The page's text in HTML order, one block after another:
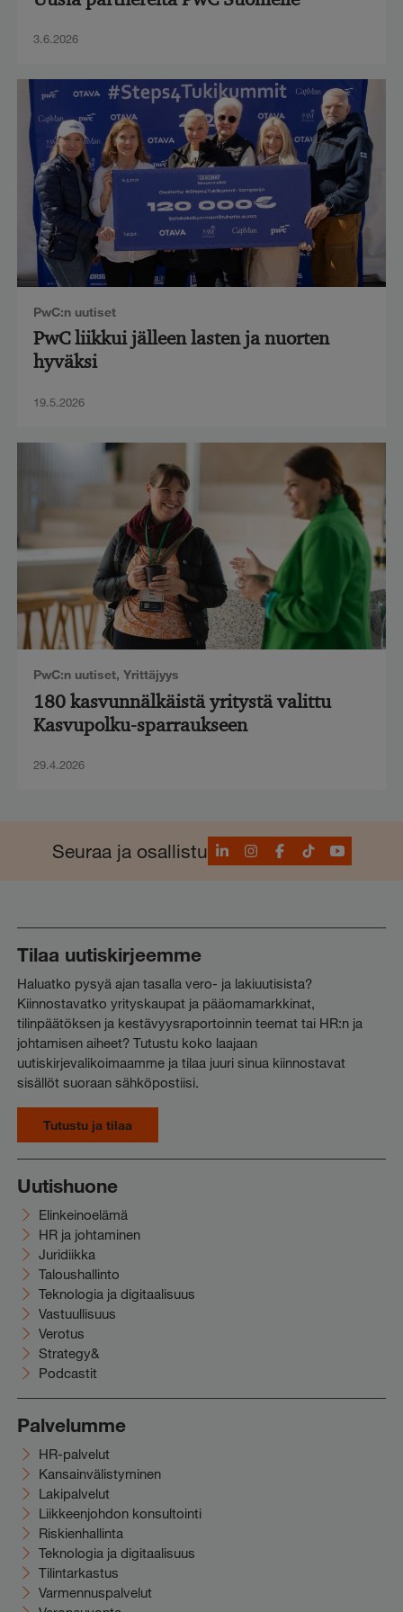
3.6.2026
PwC:n uutiset
PwC liikkui jälleen lasten ja nuorten
hyväksi
19.5.2026
PwC:n uutiset, Yrittäjyys
180 kasvunnälkäistä yritystä valittu
Kasvupolku-sparraukseen
29.4.2026
Seuraa ja osallistuLinkedInInstagram
Facebook
TikTokYouTube
Tilaa uutiskirjeemme
Haluatko pysyä ajan tasalla vero- ja lakiuutisista?
Kiinnostavatko yrityskaupat ja pääomamarkkinat,
tilinpäätöksen ja kestävyysraportoinnin teemat tai HR:n ja
johtamisen aiheet? Tutustu koko laajaan
uutiskirjevalikoimaamme ja tilaa juuri sinua kiinnostavat
sisällöt suoraan sähköpostiisi.
Tutustu ja tilaa
Uutishuone
Elinkeinoelämä
HR ja johtaminen
Juridiikka
Taloushallinto
Teknologia ja digitaalisuus
Vastuullisuus
Verotus
Strategy&
Podcastit
Palvelumme
HR-palvelut
Kansainvälistyminen
Lakipalvelut
Liikkeenjohdon konsultointi
Riskienhallinta
Teknologia ja digitaalisuus
Tilintarkastus
Varmennuspalvelut